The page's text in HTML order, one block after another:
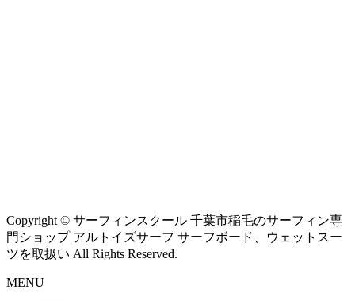
Copyright © サーフィンスクール 千葉市稲毛のサーフィン専
門ショップ アルトイズサーフ サーフボード、ウェットスー
ツを取扱い All Rights Reserved.
MENU